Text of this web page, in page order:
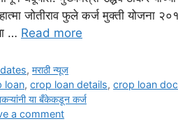
जोतीराव फुले कर्ज मुक्ती योजना
… Read more
,मराठी न्यूज
loan,crop loan details,crop loan
या बँकेकडून कर्ज
a comment